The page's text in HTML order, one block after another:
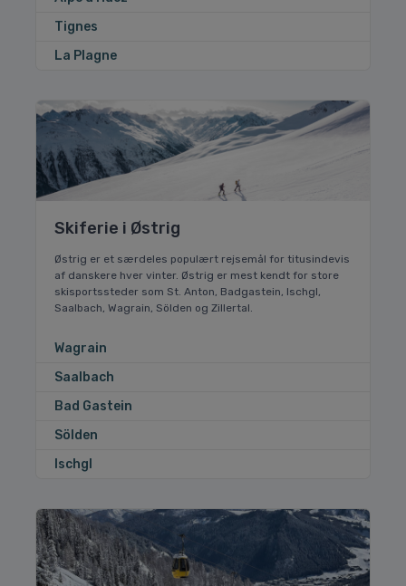
Tignes
La Plagne
Skiferie i Østrig
Østrig er et særdeles populært rejsemål for titusindevis
af danskere hver vinter. Østrig er mest kendt for store
skisportssteder som St. Anton, Badgastein, Ischgl,
Saalbach, Wagrain, Sölden og Zillertal.
Wagrain
Saalbach
Bad Gastein
Sölden
Ischgl